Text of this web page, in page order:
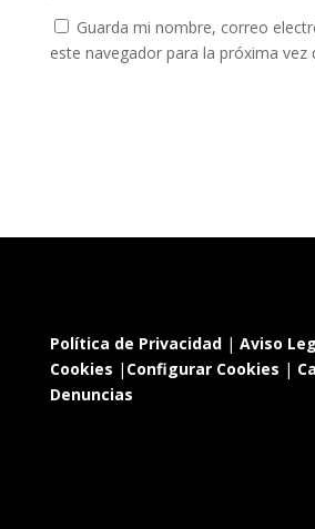
Guarda mi nombre, correo
este navegador para la próxima vez
Política de Privacidad| Aviso
Cookies | Configurar Cookies |
Denuncias